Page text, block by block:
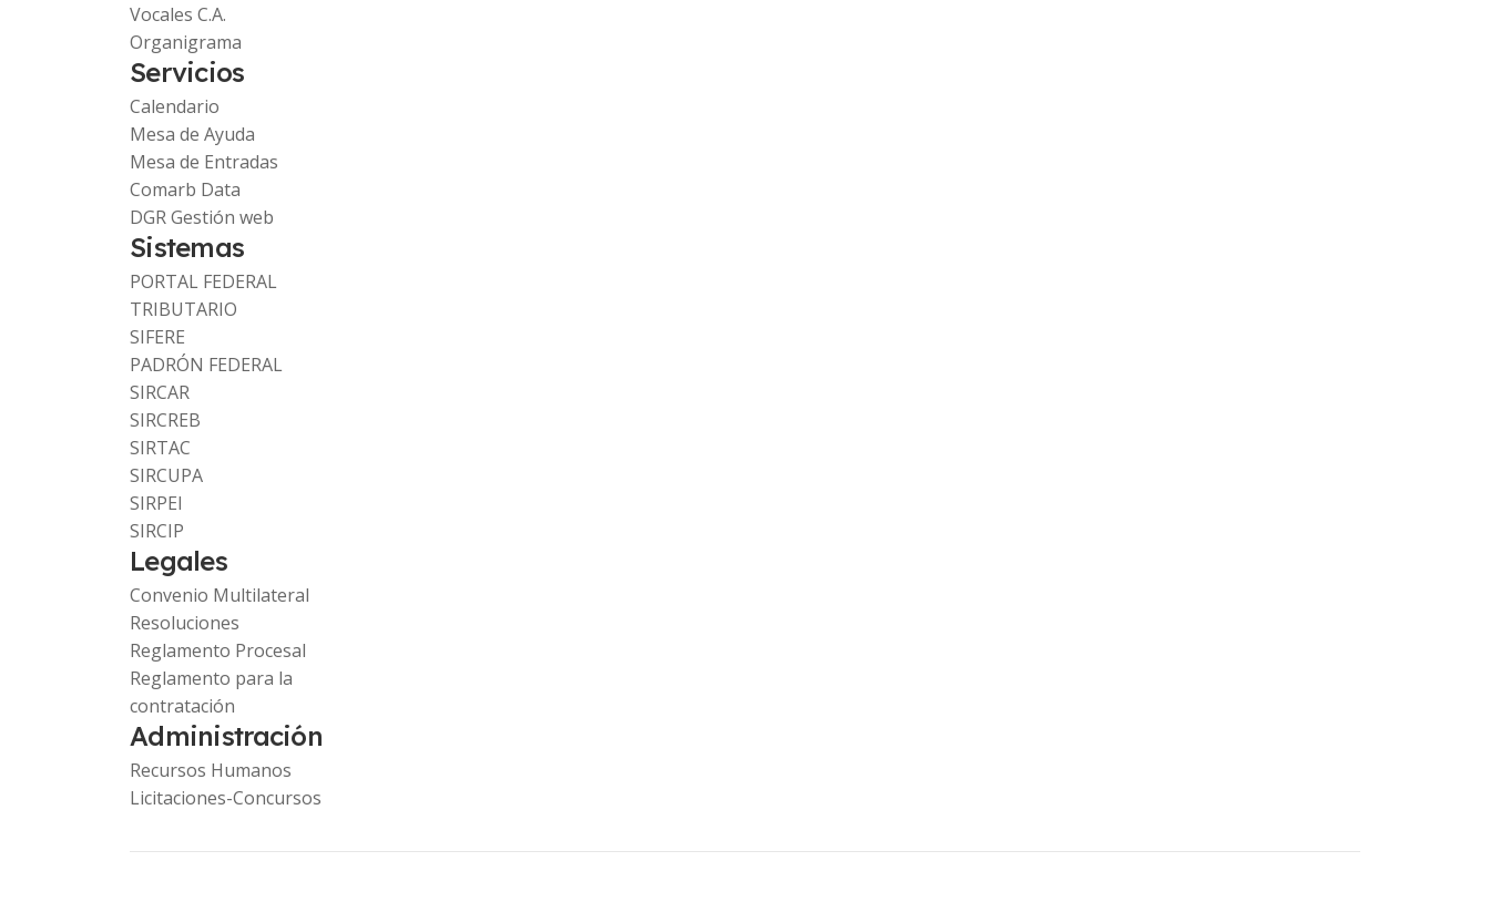
Vocales C.A.
Organigrama
Servicios
Calendario
Mesa de Ayuda
Mesa de Entradas
Comarb Data
DGR Gestión web
Sistemas
PORTAL FEDERAL
TRIBUTARIO
SIFERE
PADRÓN FEDERAL
SIRCAR
SIRCREB
SIRTAC
SIRCUPA
SIRPEI
SIRCIP
Legales
Convenio Multilateral
Resoluciones
Reglamento Procesal
Reglamento para la
contratación
Administración
Recursos Humanos
Licitaciones-Concursos